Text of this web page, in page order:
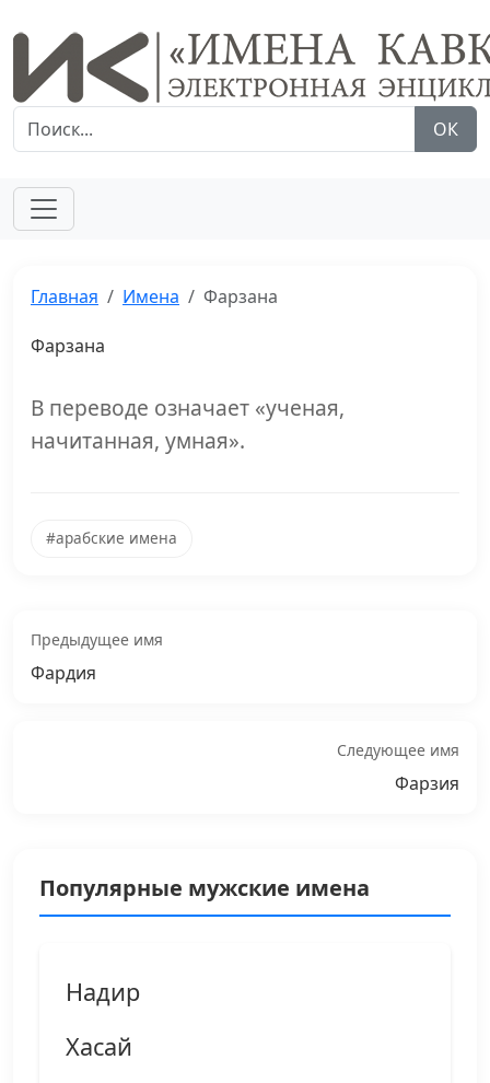
ОК
Главная Имена Фарзана
Фарзана
В переводе означает «ученая,
начитанная, умная».
#арабские имена
Предыдущее имя
Фардия
Следующее имя
Фарзия
Популярные мужские имена
Надир
Хасай